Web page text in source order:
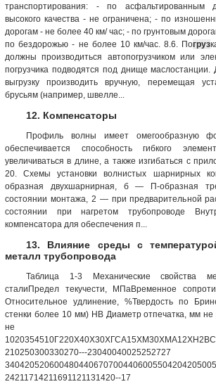
транспортирования: - по асфальтированным
высокого качества - не ограничена; - по
дорогам - не более 40 км/ час; - по грунтовым
по бездорожью - не более 10 км/час. 8.6. Погруз
должны производиться автопогрузчиком или
погрузчика подводятся под днище маслостанции.
выгрузку производить вручную, перемещая
брусьям (например, швелле...
12. Компенсаторы
Профиль волны имеет омегообразную
обеспечивается способность гибкого
увеличиваться в длине, а также изгибаться с
20. Схемы установки волнистых шарнирных
образная двухшарнирная, б — П-образная
состоянии монтажа, 2 — при предварительной
состоянии при нагретом трубопроводе
компенсатора для обеспечения п...
13. Влияние среды с
металл трубопровода
Таблица 1-3 Механические свойства
сталиПредел текучести, МПаВременное
Относительное удлинение, %Твердость по
стенки более 10 мм) HB Диаметр отпечатка, мм не
не
210250300330270---23040040025252727
24211714211691121131420--17